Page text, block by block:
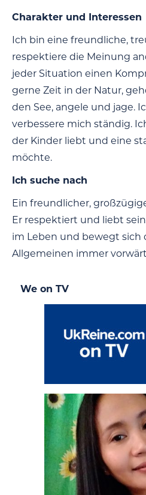
Charakter und Interessen
Ich bin eine freundliche,
respektiere die Meinung
jeder Situation einen
gerne Zeit in der Natur,
den See, angele und jage.
verbessere mich ständig.
der Kinder liebt und eine
möchte.
Ich suche nach
Ein freundlicher,
Er respektiert und liebt
im Leben und bewegt sich
Allgemeinen immer
We on TV